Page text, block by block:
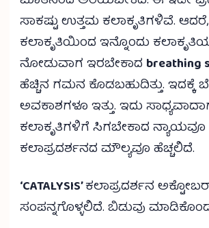
ಸಾಕಷ್ಟು ಉತ್ತಮ ಕಲಾಕೃತಿಗಳಿವೆ.
ಕಲಾಕೃತಿಯಿಂದ ಇನ್ನೊಂದು
ನೋಡುವಾಗ ಇರಬೇಕಾದ breathing
ಹೆಚ್ಚಿನ ಗಮನ ಕೊಡಬಹುದಿತ್ತು. ಇದಕ್ಕೆ
ಅವಕಾಶಗಳೂ ಇತ್ತು. ಇದು
ಕಲಾಕೃತಿಗಳಿಗೆ ಸಿಗಬೇಕಾದ
ಕಲಾಪ್ರದರ್ಶನದ ಮೌಲ್ಯವೂ ಹೆಚ್ಚಲಿದೆ.
‘CATALYSIS’ಕಲಾಪ್ರದರ್ಶನ
ಸಂಪನ್ನಗೊಳ್ಳಲಿದೆ. ಬಿಡುವು